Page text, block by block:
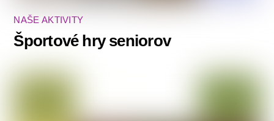
NAŠE AKTIVITY
Športové hry seniorov